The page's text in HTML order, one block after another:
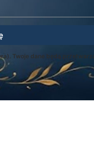
Twoje dane będą